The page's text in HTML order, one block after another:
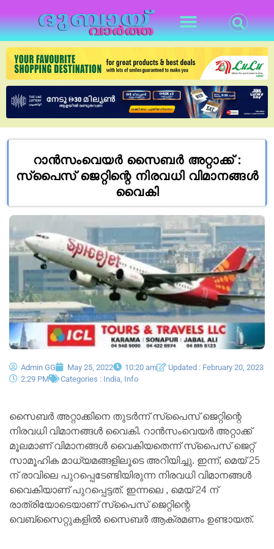
റാൻസംവെയർ സൈബർ അറ്റാക്ക് :
സ്‌പൈസ് ജെറ്റിന്റെ നിരവധി വിമാനങ്ങൾ
വൈകി
Admin GG May 25, 2022 10:20 am
Updated : February 20, 2023
2:29 PM
Categories : India Info
സൈബർ അറ്റാക്കിനെ തുടർന്ന് സ്‌പൈസ് ജെറ്റിന്റെ
നിരവധി വിമാനങ്ങൾ വൈകി. റാൻസംവെയർ അറ്റാക്ക്
മൂലമാണ് വിമാനങ്ങൾ വൈകിയതെന്ന് സ്‌പൈസ് ജെറ്റ്
സാമൂഹിക മാധ്യമങ്ങളിലൂടെ അറിയിച്ചു. ഇന്ന്, മെയ് 25
ന് രാവിലെ പുറപ്പെടേണ്ടിയിരുന്ന നിരവധി വിമാനങ്ങൾ
വൈകിയാണ് പുറപ്പെട്ടത്. ഇന്നലെ , മെയ് 24 ന്
രാത്രിയോടെയാണ് സ്‌പൈസ് ജെറ്റിന്റെ
വെബ്സൈറ്റുകളിൽ സൈബർ ആക്രമണം ഉണ്ടായത്.